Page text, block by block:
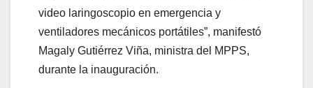
video laringoscopio en emergencia y
ventiladores mecánicos portátiles”, manifestó
Magaly Gutiérrez Viña, ministra del MPPS,
durante la inauguración.